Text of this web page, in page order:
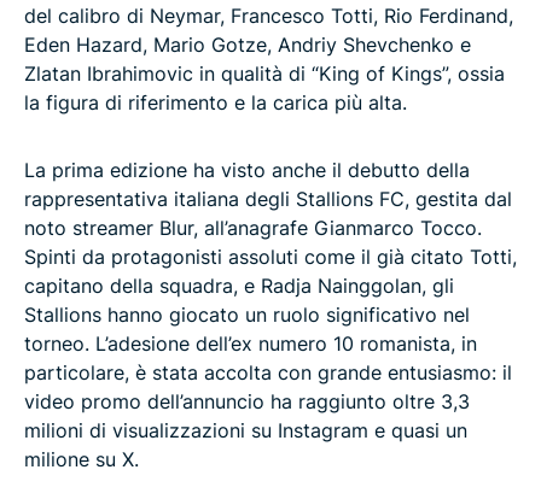
del calibro di Neymar, Francesco Totti, Rio Ferdinand,
Eden Hazard, Mario Gotze, Andriy Shevchenko e
Zlatan Ibrahimovic in qualità di “King of Kings”, ossia
la figura di riferimento e la carica più alta.
La prima edizione ha visto anche il debutto della
rappresentativa italiana degli Stallions FC, gestita dal
noto streamer Blur, all’anagrafe Gianmarco Tocco.
Spinti da protagonisti assoluti come il già citato Totti,
capitano della squadra, e Radja Nainggolan, gli
Stallions hanno giocato un ruolo significativo nel
torneo. L’adesione dell’ex numero 10 romanista, in
particolare, è stata accolta con grande entusiasmo: il
video promo dell’annuncio ha raggiunto oltre 3,3
milioni di visualizzazioni su Instagram e quasi un
milione su X.